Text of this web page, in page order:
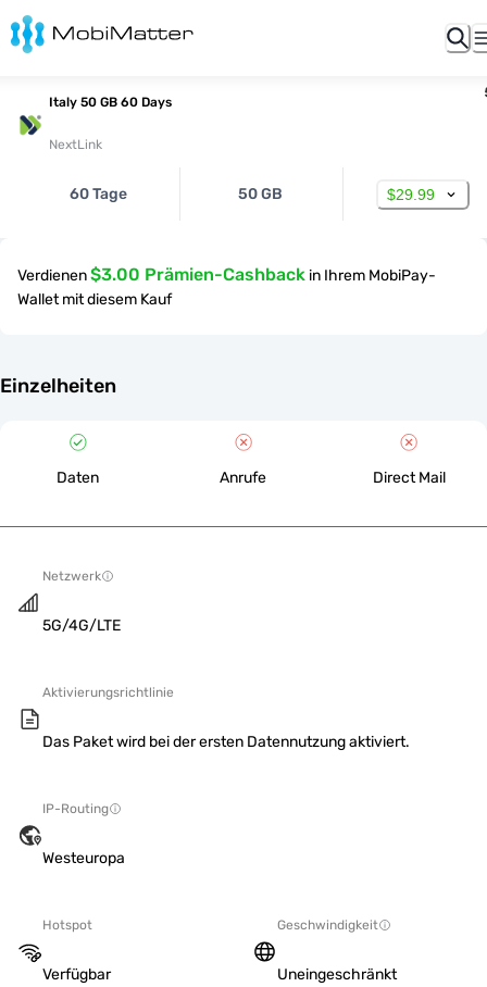
Italy 50 GB 60 Days
NextLink
60 Tage 50 GB $29.99
Verdienen$3.00 Prämien-Cashback in Ihrem MobiPay-
Wallet mit diesem Kauf
Einzelheiten
Daten Anrufe Direct Mail
Netzwerk
5G/4G/LTE
Aktivierungsrichtlinie
Das Paket wird bei der ersten Datennutzung aktiviert.
IP-Routing
Westeuropa
Hotspot
Verfügbar
Geschwindigkeit
Uneingeschränkt